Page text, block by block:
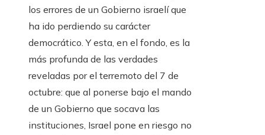
los errores de un Gobierno israelí que
ha ido perdiendo su carácter
democrático. Y esta, en el fondo, es la
más profunda de las verdades
reveladas por el terremoto del 7 de
octubre: que al ponerse bajo el mando
de un Gobierno que socava las
instituciones, Israel pone en riesgo no